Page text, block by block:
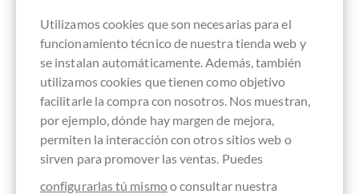
Recordar
Utilizamos cookies que son necesarias para el
funcionamiento técnico de nuestra tienda web y
se instalan automáticamente. Además, también
utilizamos cookies que tienen como objetivo
facilitarle la compra con nosotros. Nos muestran,
por ejemplo, dónde hay margen de mejora,
permiten la interacción con otros sitios web o
sirven para promover las ventas. Puedes
configurarlas tú mismoo consultar nuestra